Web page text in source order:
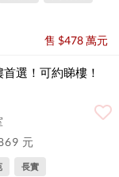
售 $478 萬元
選！可約睇樓！
元
長實